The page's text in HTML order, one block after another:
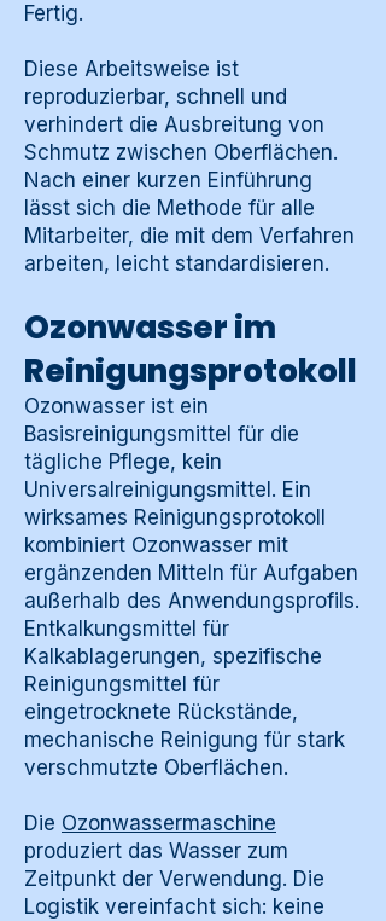
Fertig.
Diese Arbeitsweise ist
reproduzierbar, schnell und
verhindert die Ausbreitung von
Schmutz zwischen Oberflächen.
Nach einer kurzen Einführung
lässt sich die Methode für alle
Mitarbeiter, die mit dem Verfahren
arbeiten, leicht standardisieren.
Ozonwasser im
Reinigungsprotokoll
Ozonwasser ist ein
Basisreinigungsmittel für die
tägliche Pflege, kein
Universalreinigungsmittel. Ein
wirksames Reinigungsprotokoll
kombiniert Ozonwasser mit
ergänzenden Mitteln für Aufgaben
außerhalb des Anwendungsprofils.
Entkalkungsmittel für
Kalkablagerungen, spezifische
Reinigungsmittel für
eingetrocknete Rückstände,
mechanische Reinigung für stark
verschmutzte Oberflächen.
Die Ozonwassermaschine
produziert das Wasser zum
Zeitpunkt der Verwendung. Die
Logistik vereinfacht sich: keine